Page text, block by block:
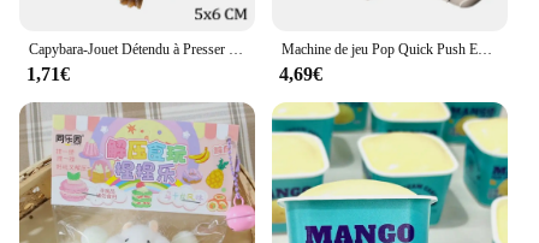
1,71€
Machine de jeu Pop Quick Push Engines, Whac-A-Mole Squeezing Toys, Anti-souligné Sensory Bubble, Pop Fidget Toy, Cadeaux pour enfants
4,69€